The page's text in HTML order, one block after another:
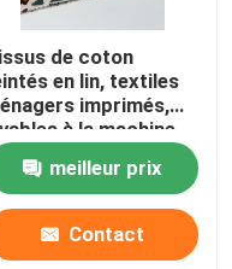
de coton
en lin, textiles
imprimés,
à la machine
meilleur prix
Contact